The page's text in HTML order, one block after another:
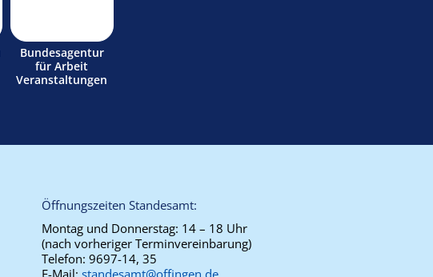
Bundesagentur
für Arbeit
Veranstaltungen
Öffnungszeiten Standesamt:
Montag und Donnerstag: 14 – 18 Uhr
(nach vorheriger Terminvereinbarung)
Telefon:9697-14, 35
E-Mail:standesamt@offingen.de